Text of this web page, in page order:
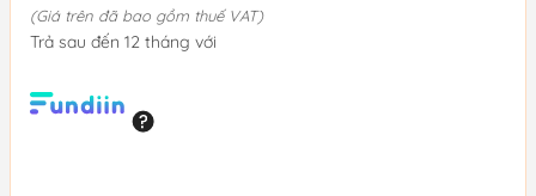
(Giá trên đã bao gồm thuế VAT)
Trả sau đến 12 tháng với